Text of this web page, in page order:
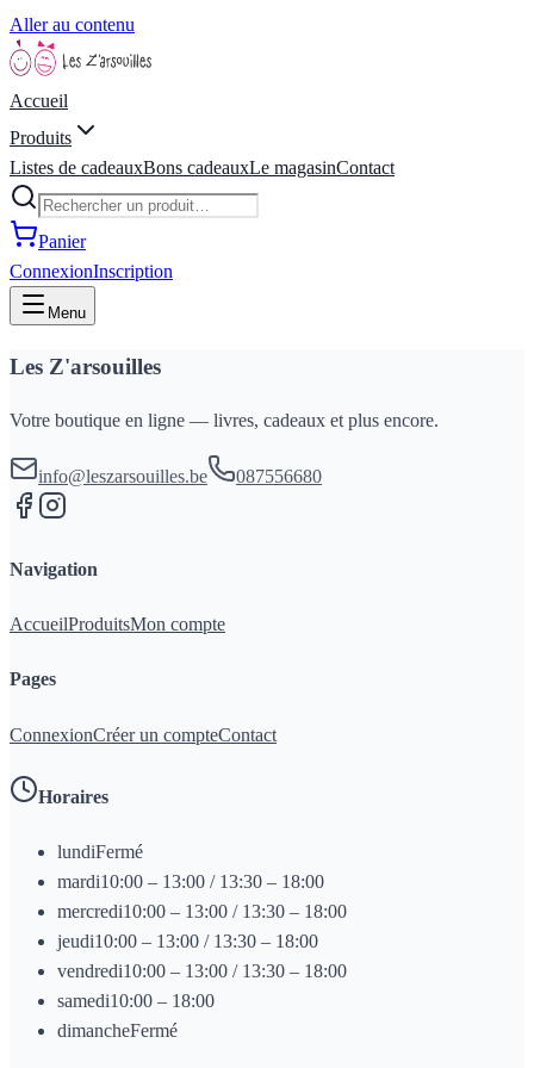
Aller au contenu
Accueil
Produits
Listes de cadeauxBons cadeauxLe magasinContact
Panier
ConnexionInscription
Menu
Les Z'arsouilles
Votre boutique en ligne — livres, cadeaux et plus encore.
info@leszarsouilles.be 087556680
Navigation
AccueilProduitsMon compte
Pages
ConnexionCréer un compteContact
Horaires
lundiFermé
mardi10:00 – 13:00 / 13:30 – 18:00
mercredi10:00 – 13:00 / 13:30 – 18:00
jeudi10:00 – 13:00 / 13:30 – 18:00
vendredi10:00 – 13:00 / 13:30 – 18:00
samedi10:00 – 18:00
dimancheFermé